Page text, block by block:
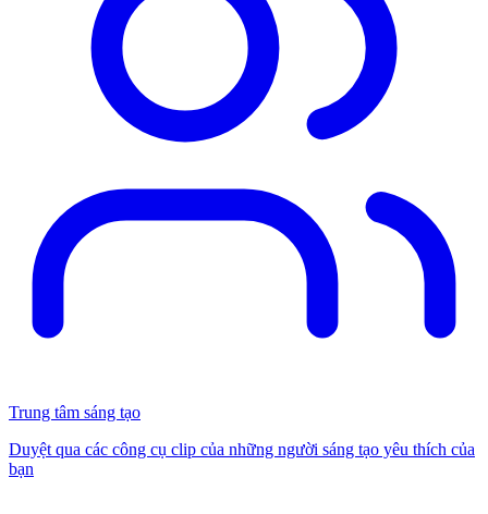
Trung tâm sáng tạo
Duyệt qua các công cụ clip của những người sáng tạo yêu thích của
bạn